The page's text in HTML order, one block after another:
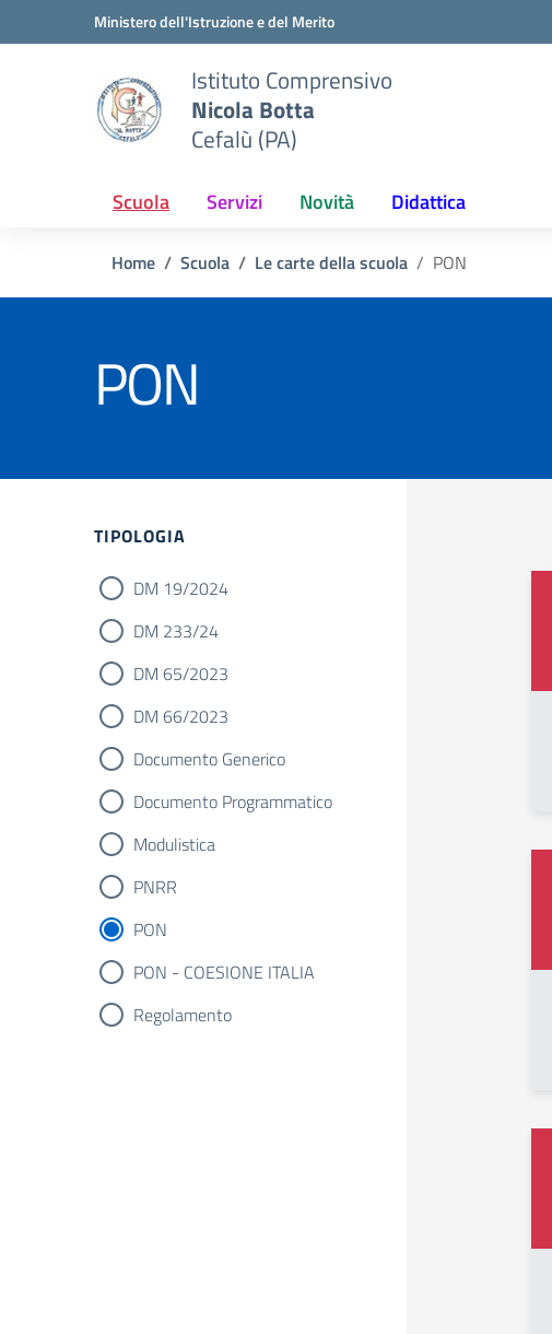
Vai ai contenuti
Vai al menu di navigazioneMinistero dell'Istruzione e del Merito
Istituto Comprensivo
Nicola Botta
Cefalù (PA)
Scuola Servizi Novità Didattica
Home Scuola Le carte della scuola PON
PON
Filtri
TIPOLOGIA
DM 19/2024
DM 233/24
DM 65/2023
DM 66/2023
Documento Generico
Documento Programmatico
Modulistica
PNRR
PON
PON - COESIONE ITALIA
Regolamento